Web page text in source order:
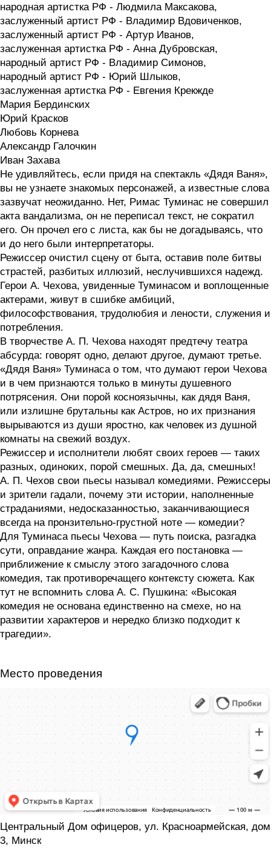
народная артистка РФ - Людмила Максакова,
заслуженный артист РФ - Владимир Вдовиченков,
заслуженный артист РФ - Артур Иванов,
заслуженная артистка РФ - Анна Дубровская,
народный артист РФ - Владимир Симонов,
народный артист РФ - Юрий Шлыков,
заслуженная артистка РФ - Евгения Крекжде
Мария Бердинских
Юрий Красков
Любовь Корнева
Александр Галочкин
Иван Захава
Не удивляйтесь, если придя на спектакль «Дядя Ваня»,
вы не узнаете знакомых персонажей, а известные слова
зазвучат неожиданно. Нет, Римас Туминас не совершил
акта вандализма, он не переписал текст, не сократил
его. Он прочел его с листа, как бы не догадываясь, что
и до него были интерпретаторы.
Режиссер очистил сцену от быта, оставив поле битвы
страстей, разбитых иллюзий, неслучившихся надежд.
Герои А. Чехова, увиденные Туминасом и воплощенные
актерами, живут в сшибке амбиций,
философствования, трудолюбия и лености, служения и
потребления.
В творчестве А. П. Чехова находят предтечу театра
абсурда: говорят одно, делают другое, думают третье.
«Дядя Ваня» Туминаса о том, что думают герои Чехова
и в чем признаются только в минуты душевного
потрясения. Они порой косноязычны, как дядя Ваня,
или излишне брутальны как Астров, но их признания
вырываются из души яростно, как человек из душной
комнаты на свежий воздух.
Режиссер и исполнители любят своих героев — таких
разных, одиноких, порой смешных. Да, да, смешных!
А. П. Чехов свои пьесы называл комедиями. Режиссеры
и зрители гадали, почему эти истории, наполненные
страданиями, недосказанностью, заканчивающиеся
всегда на пронзительно-грустной ноте — комедии?
Для Туминаса пьесы Чехова — путь поиска, разгадка
сути, оправдание жанра. Каждая его постановка —
приближение к смыслу этого загадочного слова
комедия, так противоречащего контексту сюжета. Как
тут не вспомнить слова А. С. Пушкина: «Высокая
комедия не основана единственно на смехе, но на
развитии характеров и нередко близко подходит к
трагедии».
Место проведения
Центральный Дом офицеров, ул. Красноармейская, дом
3, Минск